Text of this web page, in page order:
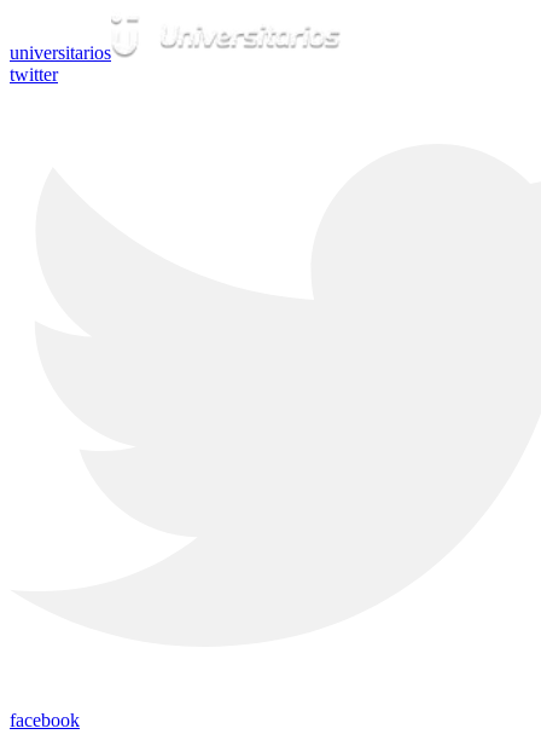
universitarios
twitter
facebook